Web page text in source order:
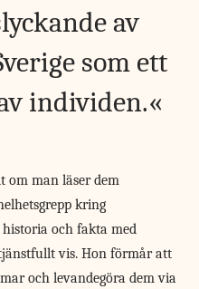
av
som ett
individen.
om man läser dem
kring
och fakta med
vis. Hon förmår att
och levandegöra dem via